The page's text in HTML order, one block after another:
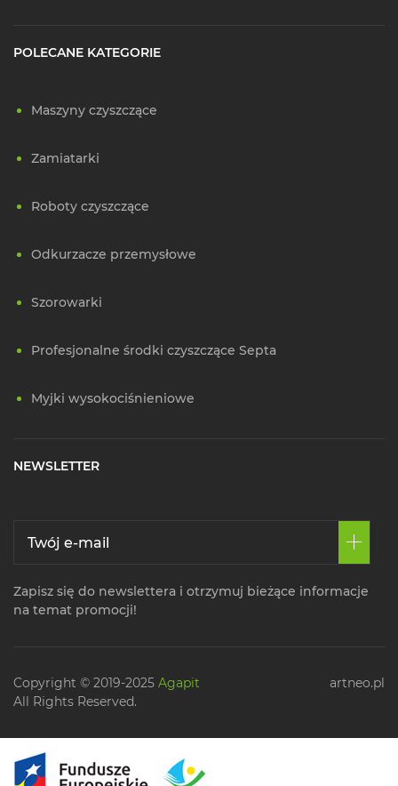
POLECANE KATEGORIE
Maszyny czyszczące
Zamiatarki
Roboty czyszczące
Odkurzacze przemysłowe
Szorowarki
Profesjonalne środki czyszczące Septa
Myjki wysokociśnieniowe
NEWSLETTER
Zapisz się do newslettera i otrzymuj bieżące informacje
na temat promocji!
Copyright © 2019-2025 Agapit
All Rights Reserved.
artneo.pl